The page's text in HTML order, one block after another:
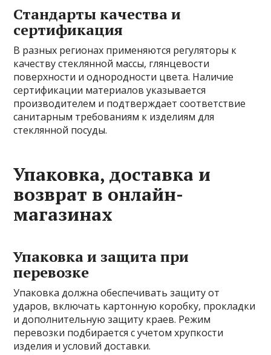
Стандарты качества и
сертификация
В разных регионах применяются регуляторы к
качеству стеклянной массы, глянцевости
поверхности и однородности цвета. Наличие
сертификации материалов указывается
производителем и подтверждает соответствие
санитарным требованиям к изделиям для
стеклянной посуды.
Упаковка, доставка и
возврат в онлайн-
магазинах
Упаковка и защита при
перевозке
Упаковка должна обеспечивать защиту от
ударов, включать картонную коробку, прокладки
и дополнительную защиту краев. Режим
перевозки подбирается с учетом хрупкости
изделия и условий доставки.